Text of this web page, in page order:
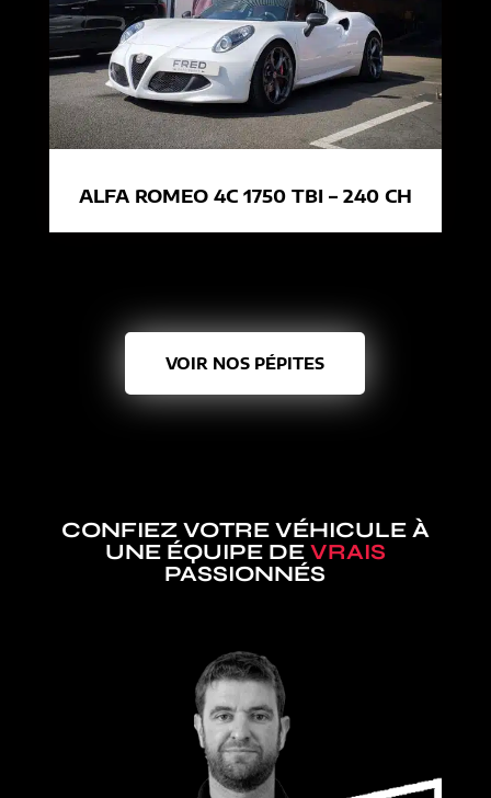
ALFA ROMEO 4C 1750 TBI – 240 CH
VOIR NOS PÉPITES
CONFIEZ VOTRE VÉHICULE À
UNE ÉQUIPE DE VRAIS
PASSIONNÉS